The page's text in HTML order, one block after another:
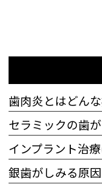
銀歯がしみる原